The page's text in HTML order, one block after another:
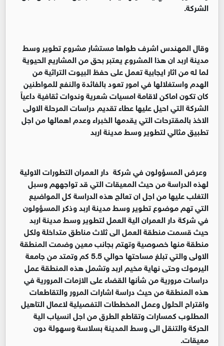
الشركة.
وقال المهندس اشرف طواها مستشار مشروع تطوير وسط
مدينة اربد ان هذا المشروع يعتبر بحق من المشاريع الحيوية
لما له من اثار ايجابية تعمل على حفظ البيوت التراثية من
الهدم واستغلالها في امور تعود بالفائدة والنفع للمواطنين
كان تكون اماكن لاقامة امسيات شعرية وندوات ثقافية داعياً
الشركة التي احيل عليها عطاء تقديم دراسات المرحلة الاولى
الاخذ بالمقترحات التي يقدمها الخبراء وعدم اهمالها من اجل
تطبيق مثالي لتطوير وسط مدينة اربد
وعرض المسؤولون في شركة دار العمران التطورات الاولية
لهذه الدراسة من حيث المعيقات التي قد تواجههم وسبل
التغلب عليها من اجل ان تعالج هذه الدراسة كل المواضيع
التي تهم موضوع تطوير وسط مدينة اربد وذكر المسؤولون
في شركة دار العمران الية العمل لتطوير وسط مدينة اربد
حيث قسمت منطقة العمل الى ثلاث مناطق متداخلة ولكل
منطقة منها خصوصية وتهتم بجانب معين وضمت المنطقة
الاولى والتي تبلغ مساحتها حوالي 5.5 كم وتمتد من جامعة
اليرموك وحتى نهاية مخيم اربد وتشمل هذه المنطقة عمل
دراسات مرورية من شأنها القضاء على الازمات المرورية في
هذه المنطقة من حيث دراسة اشارات المرور والتقاطعات
واقتراح الحلول وعمل المخططات التفصيلية لاعمال التاهيل
المطلوب كمسارات وتقاطع الطرق من اجل انسياب الية
الحركة والتنقل الى وسط المدينة بسلاسة وسهولة دون
معيقات.